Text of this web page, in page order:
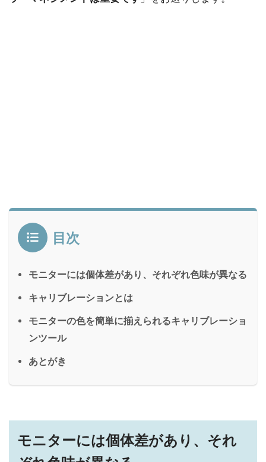
目次
モニターには個体差があり、それぞれ色味が異なる
キャリブレーションとは
モニターの色を簡単に揃えられるキャリブレーショ
ンツール
あとがき
モニターには個体差があり、それ